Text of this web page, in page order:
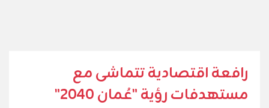
رافعة اقتصادية تتماشى مع
مستهدفات رؤية "عُمان 2040"